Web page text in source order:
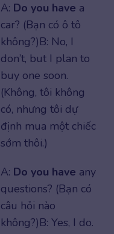
A: Do you have a
car? (Bạn có ô tô
không?)B: No, I
don’t, but I plan to
buy one soon.
(Không, tôi không
có, nhưng tôi dự
định mua một chiếc
sớm thôi.)
A: Do you have any
questions? (Bạn có
câu hỏi nào
không?)B: Yes, I do.